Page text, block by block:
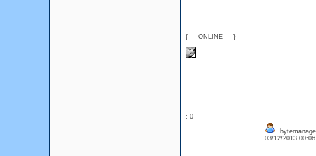
{___ONLINE___}
: 0
03/12/2013